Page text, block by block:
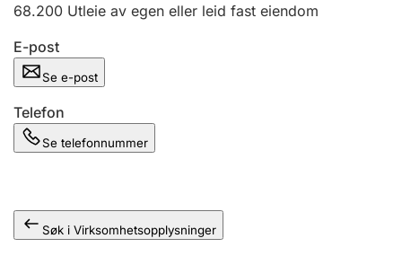
68.200 Utleie av egen eller leid fast eiendom
E-post
Se e-post
Telefon
Se telefonnummer
Søk i Virksomhetsopplysninger